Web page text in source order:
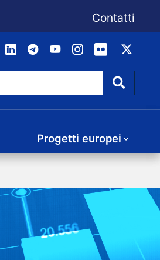
Progetti europei